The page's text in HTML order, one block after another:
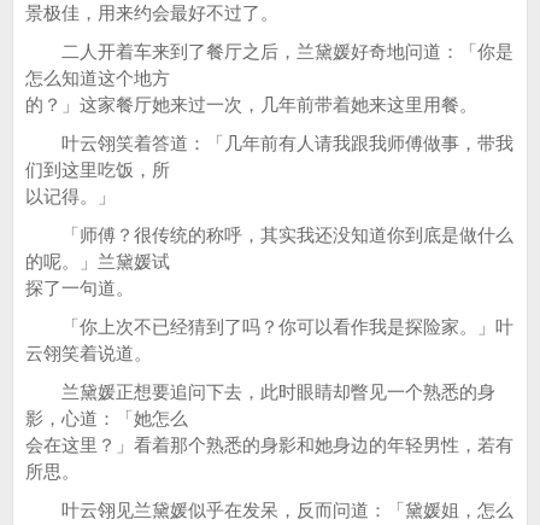
景极佳，用来约会最好不过了。
二人开着车来到了餐厅之后，兰黛媛好奇地问道：「你是
怎么知道这个地方
的？」这家餐厅她来过一次，几年前带着她来这里用餐。
叶云翎笑着答道：「几年前有人请我跟我师傅做事，带我
们到这里吃饭，所
以记得。」
「师傅？很传统的称呼，其实我还没知道你到底是做什么
的呢。」兰黛媛试
探了一句道。
「你上次不已经猜到了吗？你可以看作我是探险家。」叶
云翎笑着说道。
兰黛媛正想要追问下去，此时眼睛却瞥见一个熟悉的身
影，心道：「她怎么
会在这里？」看着那个熟悉的身影和她身边的年轻男性，若有
所思。
叶云翎见兰黛媛似乎在发呆，反而问道：「黛媛姐，怎么